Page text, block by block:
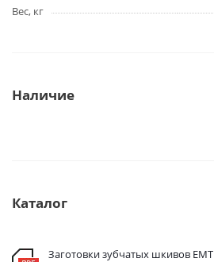
Вес, кг
Наличие
Каталог
Заготовки зубчатых шкивов EMT